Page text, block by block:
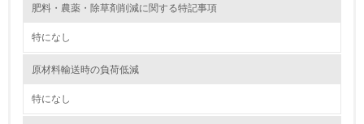
8.
第三者認証を取得している
2.環境への取り組み
肥料・農薬・除草剤削減に関する特記事項
特になし
原材料輸送時の負荷低減
特になし